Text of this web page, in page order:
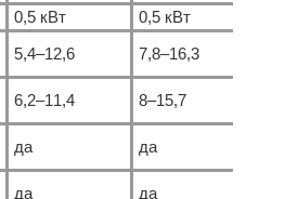
0,5 кВт 0,5 кВт
5,4–12,6 7,8–16,3
6,2–11,4 8–15,7
да да
да да